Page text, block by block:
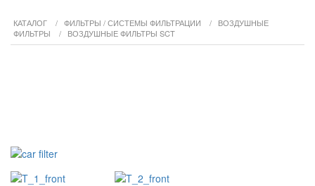
КАТАЛОГ / ФИЛЬТРЫ / СИСТЕМЫ ФИЛЬТРАЦИИ / ВОЗДУШНЫЕ
ФИЛЬТРЫ / ВОЗДУШНЫЕ ФИЛЬТРЫ SCT